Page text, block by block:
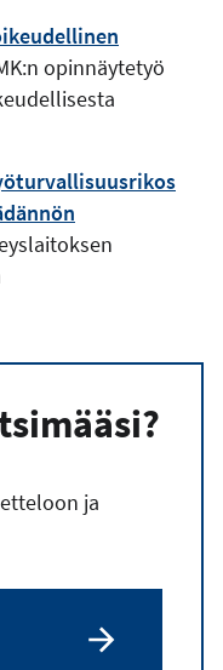
opinnäytetyö
ja